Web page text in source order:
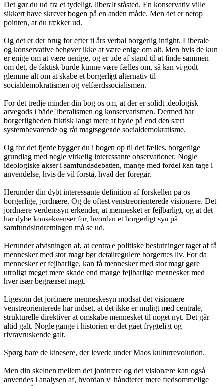
Det gør du ud fra et tydeligt, liberalt ståsted. En konservativ ville
sikkert have skrevet bogen på en anden måde. Men det er netop
pointen, at du rækker ud.
Og det er der brug for efter ti års verbal borgerlig infight. Liberale
og konservative behøver ikke at være enige om alt. Men hvis de kun
er enige om at være uenige, og er ude af stand til at finde sammen
om det, de faktisk burde kunne være fælles om, så kan vi godt
glemme alt om at skabe et borgerligt alternativ til
socialdemokratismen og velfærdssocialismen.
For det tredje minder din bog os om, at der er solidt ideologisk
arvegods i både liberalismen og konservatismen. Dermed har
borgerligheden faktisk langt mere at byde på end den sært
systembevarende og råt magtsøgende socialdemokratisme.
Og for det fjerde bygger du i bogen op til det fælles, borgerlige
grundlag med nogle virkelig interessante observationer. Nogle
ideologiske akser i samfundsdebatten, mange med fordel kan tage i
anvendelse, hvis de vil forstå, hvad der foregår.
Herunder din dybt interessante definition af forskellen på os
borgerlige, jordnære. Og de oftest venstreorienterede visionære. Det
jordnære verdenssyn erkender, at mennesket er fejlbarligt, og at det
har dybe konsekvenser for, hvordan et borgerligt syn på
samfundsindretningen må se ud.
Herunder afvisningen af, at centrale politiske beslutninger taget af få
mennesker med stor magt bør detailregulere borgernes liv. For da
mennesker er fejlbarlige, kan få mennesker med stor magt gøre
utroligt meget mere skade end mange fejlbarlige mennesker med
hver især begrænset magt.
Ligesom det jordnære menneskesyn modsat det visionære
venstreorienterede har indset, at det ikke er muligt med centrale,
strukturelle direktiver at omskabe mennesket til noget nyt. Det går
altid galt. Nogle gange i historien er det gået frygteligt og
rivravruskende galt.
Spørg bare de kinesere, der levede under Maos kulturrevolution.
Men din skelnen mellem det jordnære og det visionære kan også
anvendes i analysen af, hvordan vi håndterer mere fredsommelige